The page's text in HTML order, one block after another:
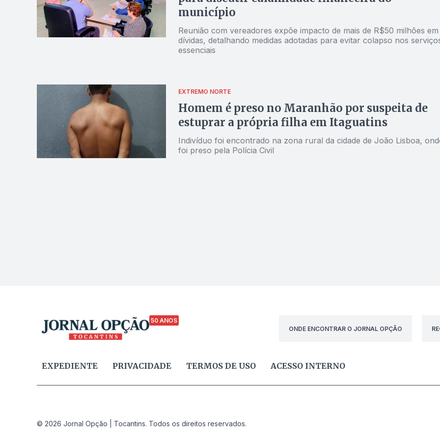
município
Reunião com vereadores expõe impacto de mais de R$50 milhões em
dívidas, detalhando medidas adotadas para evitar colapso nos
essenciais
EXTREMO NORTE
Homem é preso no Maranhão por suspeita de
estuprar a própria filha em Itaguatins
Indivíduo foi encontrado na zona rural da cidade de João Lisboa,
foi preso pela Polícia Civil
50 ANOS
ONDE ENCONTRAR O JORNAL OPÇÃO
EXPEDIENTE PRIVACIDADE TERMOS DE USO ACESSO INTERNO
© 2026 Jornal Opção | Tocantins. Todos os direitos reservados.